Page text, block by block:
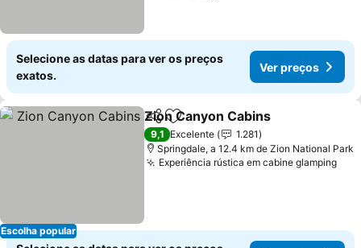
Selecione as datas para ver os preços
exatos.
Ver preços
Escolha popular
PartilharAdicionar aos favoritos
Zion Canyon Cabins
9,1 Excelente
1.281
Springdale, a 12.4 km de Zion National Park
Experiência rústica em cabine glampingVer